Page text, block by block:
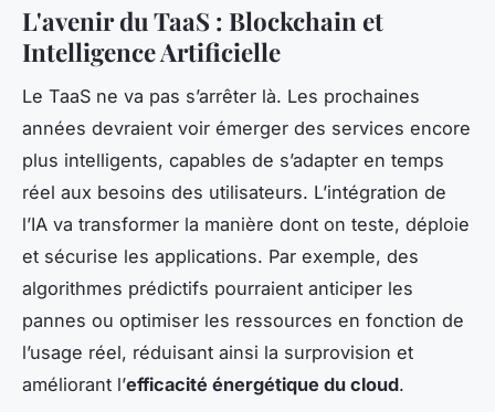
L'avenir du TaaS : Blockchain et
Intelligence Artificielle
Le TaaS ne va pas s’arrêter là. Les prochaines
années devraient voir émerger des services encore
plus intelligents, capables de s’adapter en temps
réel aux besoins des utilisateurs. L’intégration de
l’IA va transformer la manière dont on teste, déploie
et sécurise les applications. Par exemple, des
algorithmes prédictifs pourraient anticiper les
pannes ou optimiser les ressources en fonction de
l’usage réel, réduisant ainsi la surprovision et
améliorant l’efficacité énergétique du cloud.